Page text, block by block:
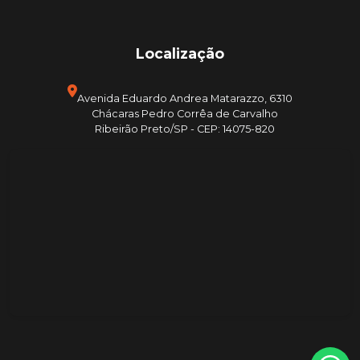
Localização
Avenida Eduardo Andrea Matarazzo, 6310
Chácaras Pedro Corrêa de Carvalho
Ribeirão Preto/SP - CEP: 14075-820